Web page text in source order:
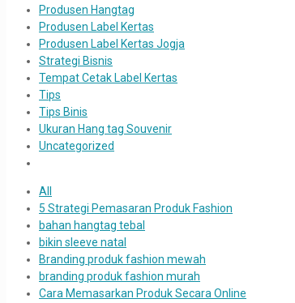
Produsen Hangtag
Produsen Label Kertas
Produsen Label Kertas Jogja
Strategi Bisnis
Tempat Cetak Label Kertas
Tips
Tips Binis
Ukuran Hang tag Souvenir
Uncategorized
All
5 Strategi Pemasaran Produk Fashion
bahan hangtag tebal
bikin sleeve natal
Branding produk fashion mewah
branding produk fashion murah
Cara Memasarkan Produk Secara Online